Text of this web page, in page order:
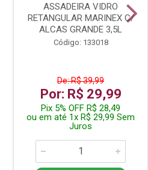
ASSADEIRA VIDRO
RETANGULAR MARINEX C/
ALCAS GRANDE 3,5L
Código: 133018
De: R$ 39,99
Por: R$ 29,99
Pix 5% OFF R$ 28,49
ou em até 1x R$ 29,99 Sem
Juros